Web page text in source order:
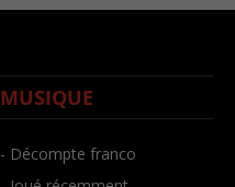
MUSIQUE
- Décompte franco